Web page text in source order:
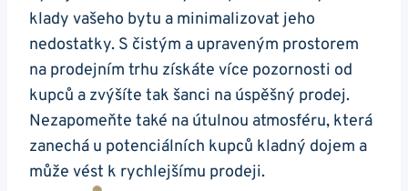
klady vašeho bytu a minimalizovat jeho
nedostatky. S čistým a upraveným prostorem
na prodejním trhu získáte více pozornosti od
kupců a zvýšíte tak šanci na úspěšný prodej.
Nezapomeňte také na útulnou atmosféru, která
zanechá u potenciálních kupců kladný dojem a
může vést k rychlejšímu prodeji.